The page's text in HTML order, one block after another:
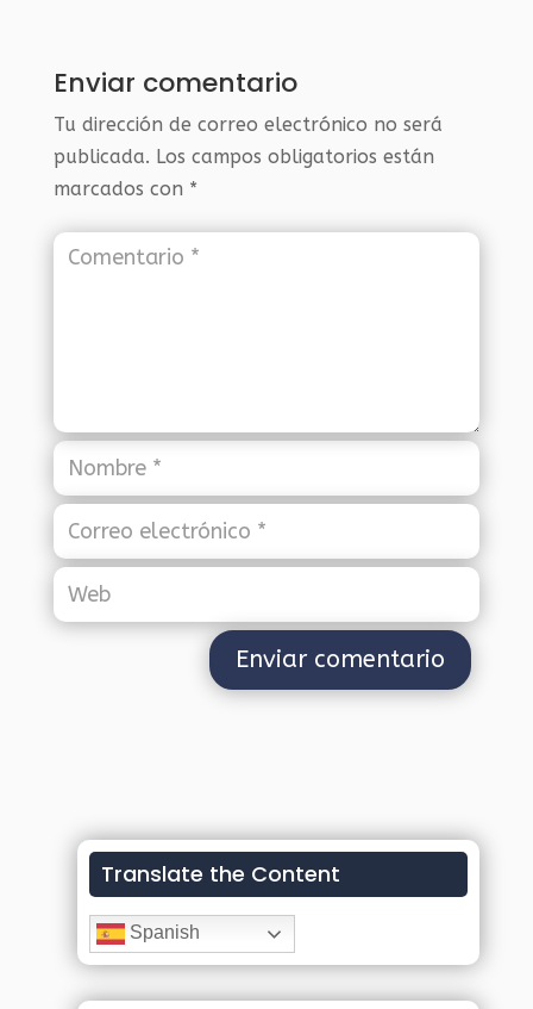
Enviar comentario
Tu dirección de correo electrónico no será
publicada. Los campos obligatorios están
marcados con *
Translate the Content
Spanish